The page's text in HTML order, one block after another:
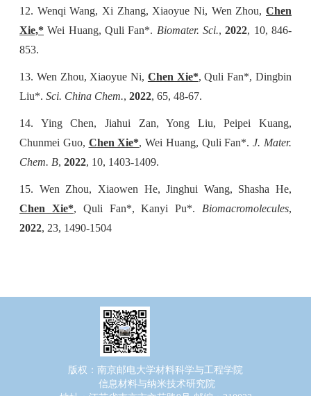
12. Wenqi Wang, Xi Zhang, Xiaoyue Ni, Wen Zhou, Chen
Xie,* Wei Huang, Quli Fan*. Biomater. Sci.,2022, 10, 846-
853.
13. Wen Zhou, Xiaoyue Ni, Chen Xie*, Quli Fan*, Dingbin
Liu*. Sci. China Chem., 2022, 65, 48-67.
14. Ying Chen, Jiahui Zan, Yong Liu, Peipei Kuang,
Chunmei Guo, Chen Xie*, Wei Huang, Quli Fan*.J. Mater.
Chem. B, 2022, 10, 1403-1409.
15. Wen Zhou, Xiaowen He, Jinghui Wang, Shasha He,
Chen Xie*, Quli Fan*, Kanyi Pu*. Biomacromolecules,
2022, 23, 1490-1504
版权：南京邮电大学材料科学与工程学院
信息材料与纳米技术研究院